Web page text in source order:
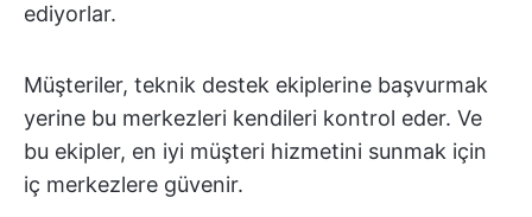
ediyorlar.
Müşteriler, teknik destek ekiplerine başvurmak
yerine bu merkezleri kendileri kontrol eder. Ve
bu ekipler, en iyi müşteri hizmetini sunmak için
iç merkezlere güvenir.